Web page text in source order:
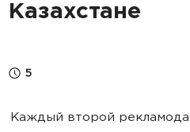
Казахстане
5
Каждый второй